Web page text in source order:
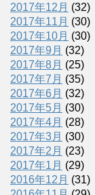
2017年12月 (32)
2017年11月 (30)
2017年10月 (30)
2017年9月 (32)
2017年8月 (25)
2017年7月 (35)
2017年6月 (32)
2017年5月 (30)
2017年4月 (28)
2017年3月 (30)
2017年2月 (23)
2017年1月 (29)
2016年12月 (31)